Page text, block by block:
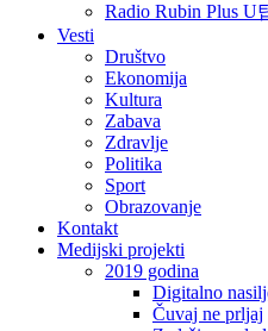
Radio Rubin Plus U
Vesti
Društvo
Ekonomija
Kultura
Zabava
Zdravlje
Politika
Sport
Obrazovanje
Kontakt
Medijski projekti
2019 godina
Digitalno
Čuvaj ne prljaj